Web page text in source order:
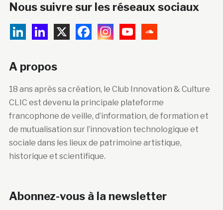
Nous suivre sur les réseaux sociaux
A propos
18 ans après sa création, le Club Innovation & Culture
CLIC est devenu la principale plateforme
francophone de veille, d’information, de formation et
de mutualisation sur l’innovation technologique et
sociale dans les lieux de patrimoine artistique,
historique et scientifique.
Abonnez-vous à la newsletter